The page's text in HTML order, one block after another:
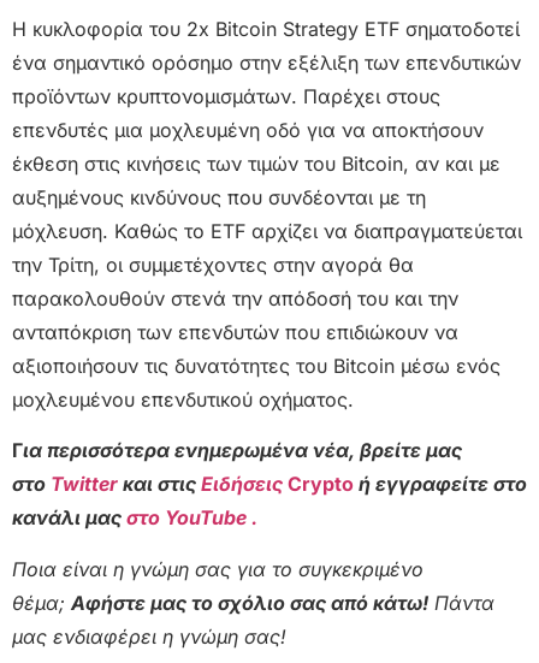
Η κυκλοφορία του 2x Bitcoin Strategy ETF σηματοδοτεί
ένα σημαντικό ορόσημο στην εξέλιξη των επενδυτικών
προϊόντων κρυπτονομισμάτων. Παρέχει στους
επενδυτές μια μοχλευμένη οδό για να αποκτήσουν
έκθεση στις κινήσεις των τιμών του Bitcoin, αν και με
αυξημένους κινδύνους που συνδέονται με τη
μόχλευση. Καθώς το ETF αρχίζει να διαπραγματεύεται
την Τρίτη, οι συμμετέχοντες στην αγορά θα
παρακολουθούν στενά την απόδοσή του και την
ανταπόκριση των επενδυτών που επιδιώκουν να
αξιοποιήσουν τις δυνατότητες του Bitcoin μέσω ενός
μοχλευμένου επενδυτικού οχήματος.
Για περισσότερα ενημερωμένα νέα, βρείτε μας
στο Twitter και στις Ειδήσεις Crypto ή εγγραφείτε στο
κανάλι μας στο YouTube .
Ποια είναι η γνώμη σας για το συγκεκριμένο
θέμα; Αφήστε μας το σχόλιο σας από κάτω! Πάντα
μας ενδιαφέρει η γνώμη σας!